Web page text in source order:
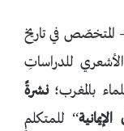
المتخصّص في تاريخ
للدراساتِ
بالمغرب؛نشرةً
‘‘ للمتكلمِ